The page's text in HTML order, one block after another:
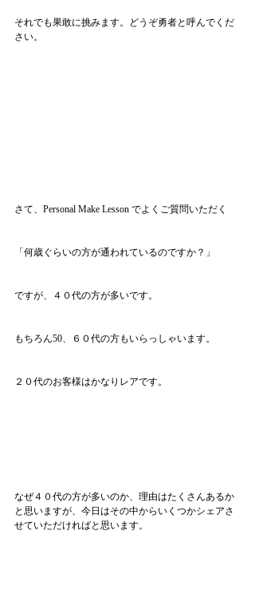
それでも果敢に挑みます。どうぞ勇者と呼んでくだ
さい。
さて、Personal Make Lesson でよくご質問いただく
「何歳ぐらいの方が通われているのですか？」
ですが、４０代の方が多いです。
もちろん50、６０代の方もいらっしゃいます。
２０代のお客様はかなりレアです。
なぜ４０代の方が多いのか、理由はたくさんあるか
と思いますが、今日はその中からいくつかシェアさ
せていただければと思います。